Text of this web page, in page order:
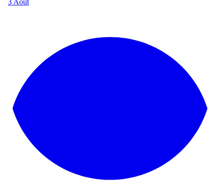
3 Août